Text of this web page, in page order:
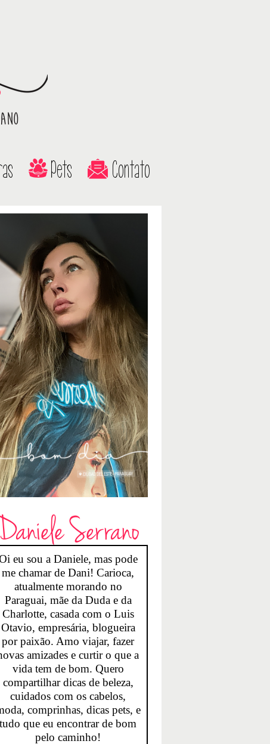
Pets Contato
Daniele Serrano
eu sou a Daniele, mas pode
me chamar de Dani! Carioca,
atualmente morando no
Paraguai, mãe da Duda e da
Charlotte, casada com o Luis
Otavio, empresária, blogueira
por paixão. Amo viajar, fazer
amizades e curtir o que a
vida tem de bom. Quero
compartilhar dicas de beleza,
cuidados com os cabelos,
comprinhas, dicas pets, e
tudo que eu encontrar de bom
pelo caminho!